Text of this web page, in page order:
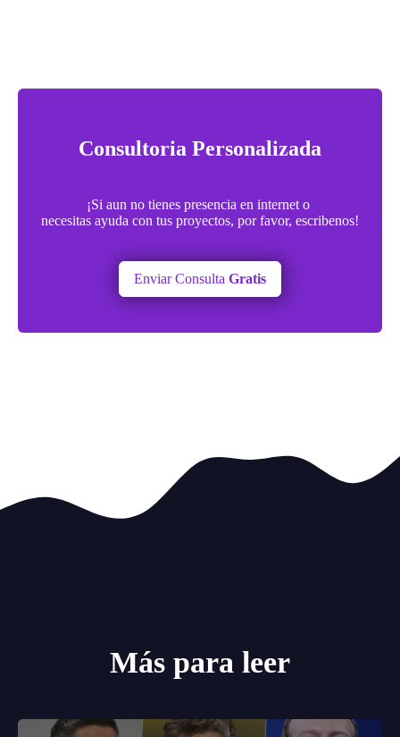
Consultoria Personalizada
¡Si aun no tienes presencia en internet o
necesitas ayuda con tus proyectos, por favor, escribenos!
Enviar Consulta Gratis
Más para leer